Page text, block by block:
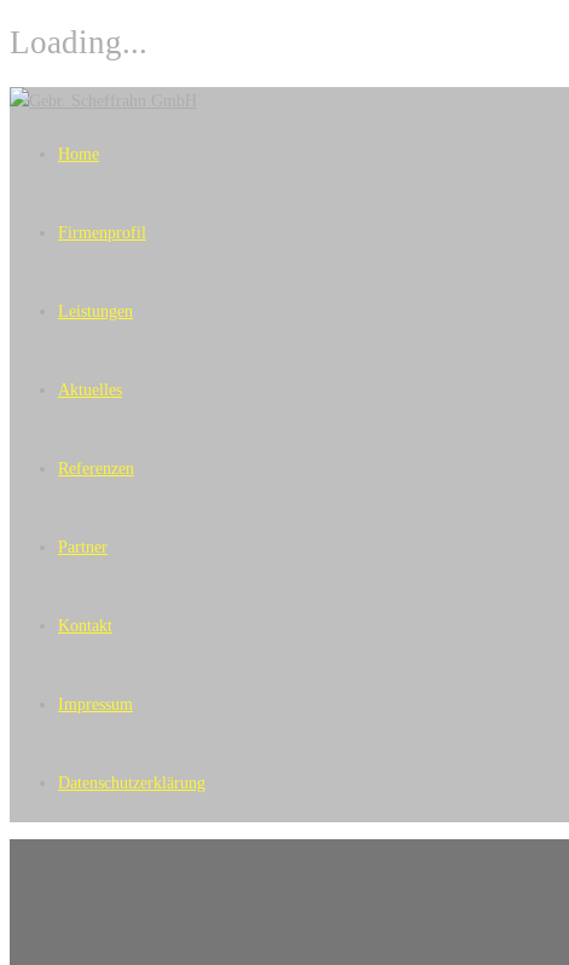
Loading...
Skip
Home
Firmenprofil
Leistungen
Aktuelles
Referenzen
Partner
Kontakt
Impressum
Datenschutzerklärung